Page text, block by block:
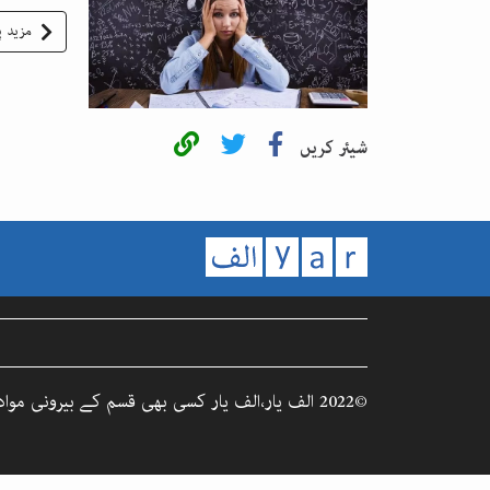
مزید
شیئر کریں
©2022 الف یار،الف یار کسی بھی قسم کے بیرونی مواد کا ذمہ دار نہیں۔